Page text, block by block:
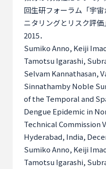
回生研フォーラム「宇
ニタリングとリスク評価
2015．
Sumiko Anno, Keiji
Tamotsu Igarashi,
Selvam Kannathasan,
Sinnathamby Noble
of the Temporal and
Dengue Epidemic in
Technical Commission
Hyderabad, India,
Sumiko Anno, Keiji
Tamotsu Igarashi,